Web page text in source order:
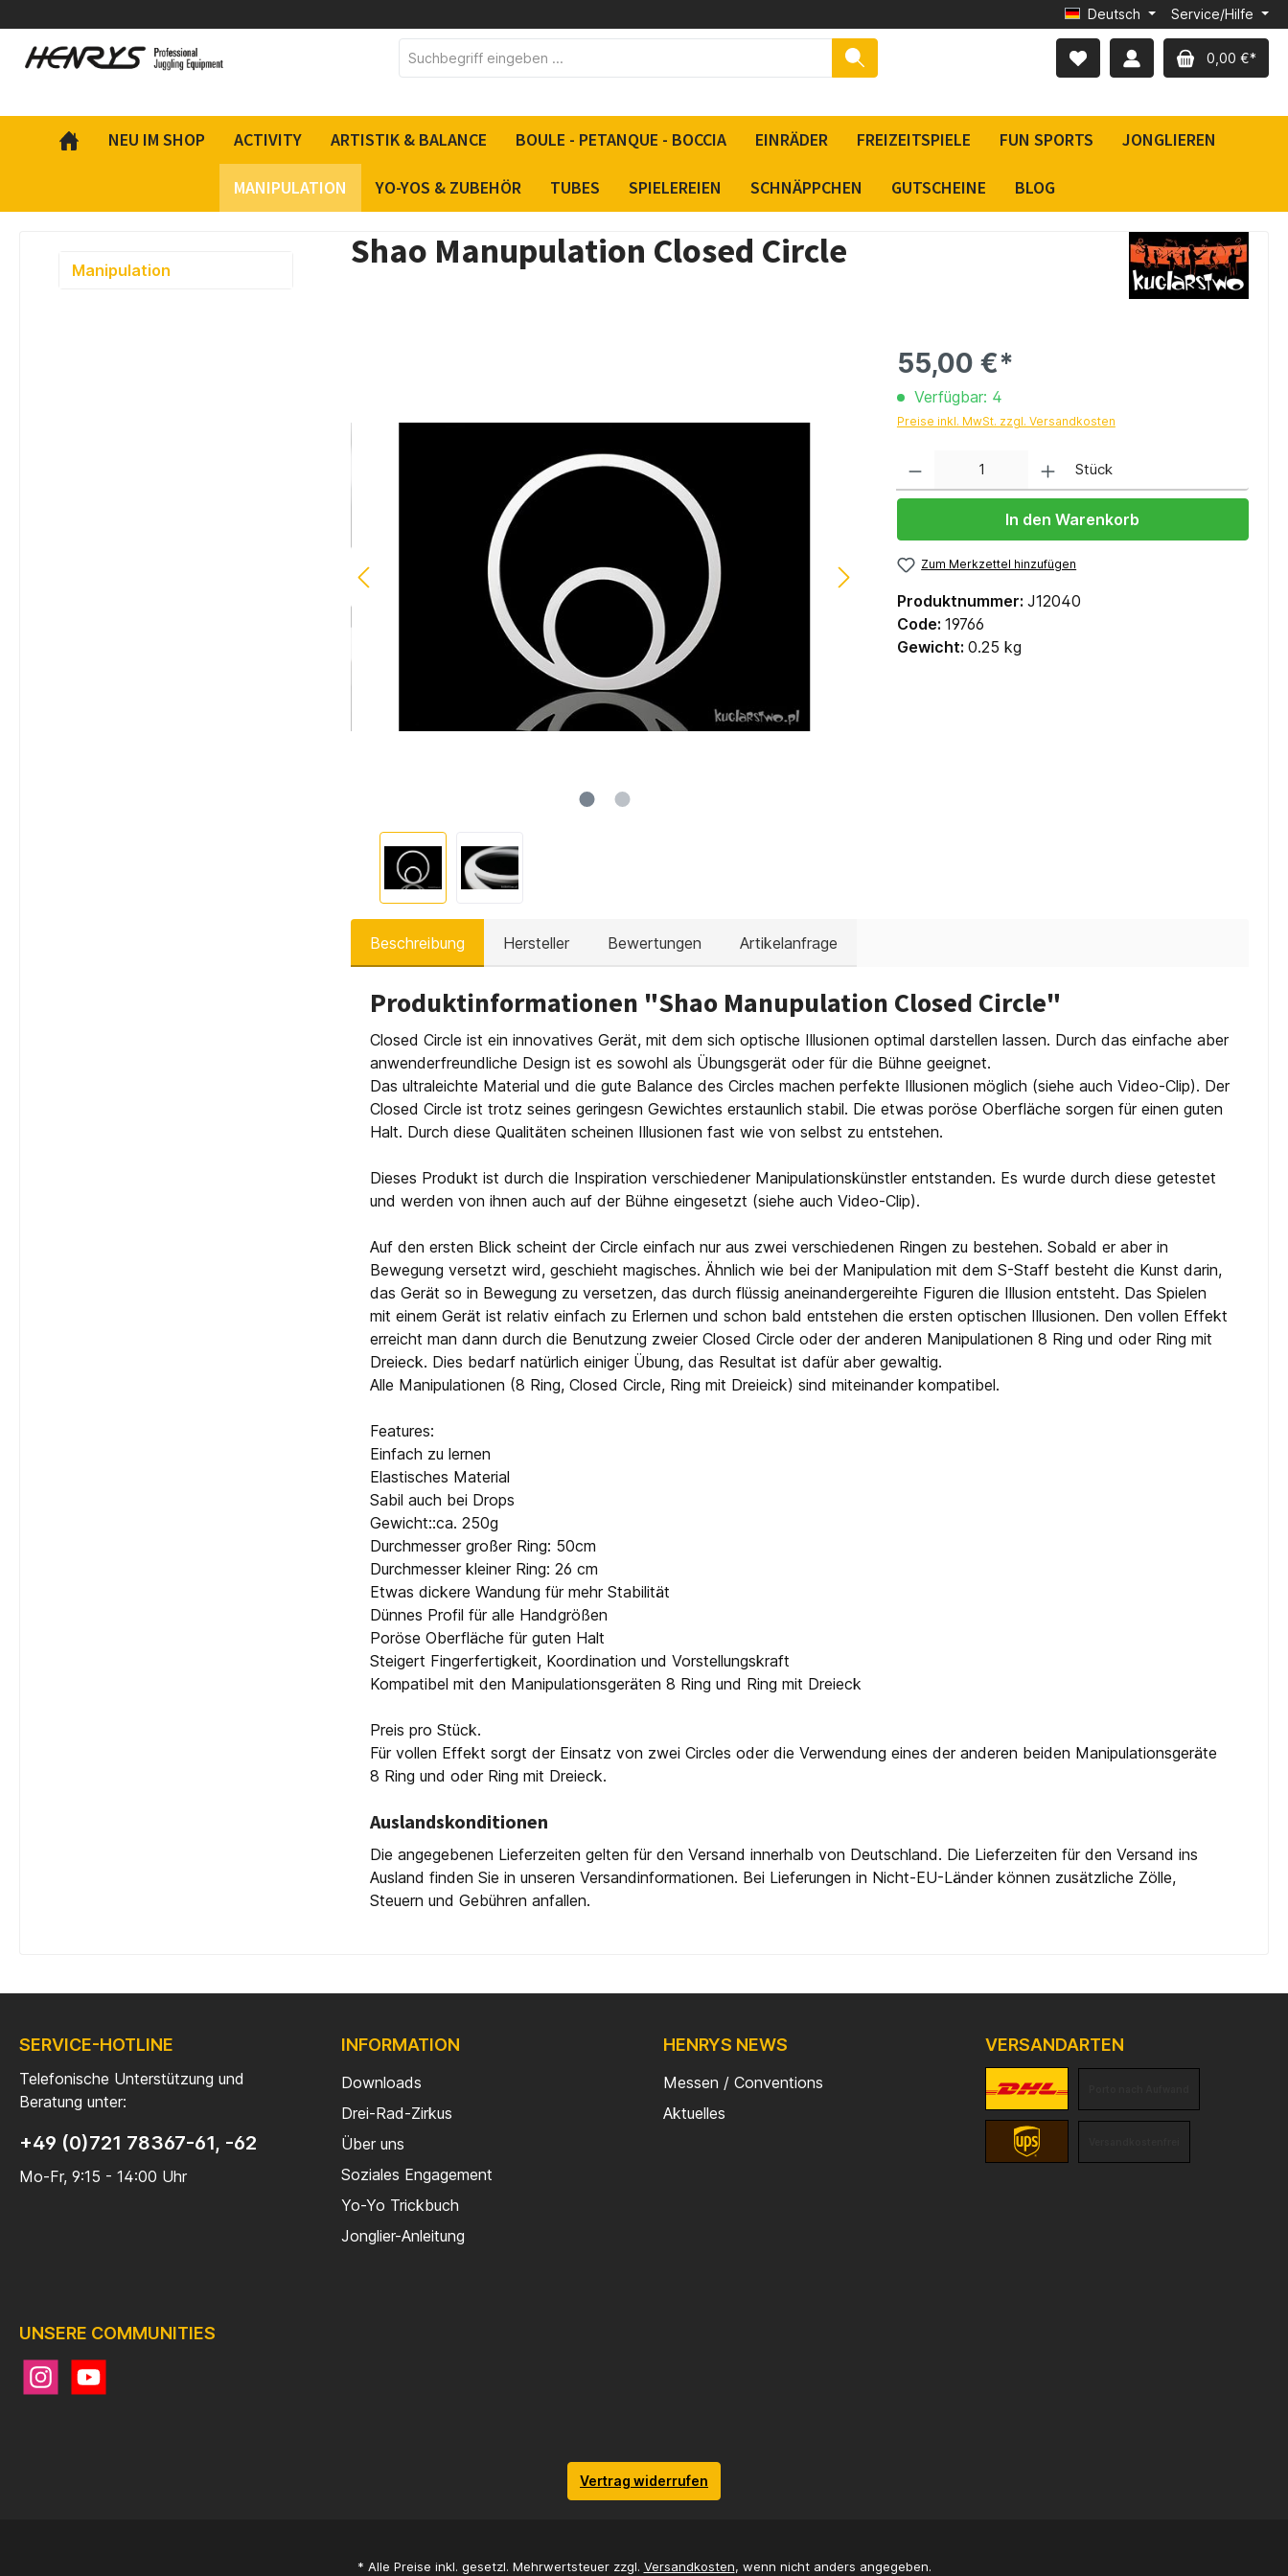
Deutsch Service/Hilfe
0,00 €*
NEU IM SHOP ACTIVITY ARTISTIK & BALANCE BOULE - PETANQUE - BOCCIA EINRÄDER FREIZEITSPIELE FUN SPORTS JONGLIEREN
MANIPULATION YO-YOS & ZUBEHÖR TUBES SPIELEREIEN SCHNÄPPCHEN GUTSCHEINE BLOG
Manipulation Shao Manupulation Closed Circle
55,00 €*
Verfügbar: 4
Preise inkl. MwSt. zzgl. Versandkosten
Stück
In den Warenkorb
Zum Merkzettel hinzufügen
Produktnummer: J12040
Code: 19766
Gewicht: 0.25 kg
Beschreibung Hersteller Bewertungen Artikelanfrage
Produktinformationen "Shao Manupulation Closed Circle"
Closed Circle ist ein innovatives Gerät, mit dem sich optische Illusionen optimal darstellen lassen. Durch das einfache aber
anwenderfreundliche Design ist es sowohl als Übungsgerät oder für die Bühne geeignet.
Das ultraleichte Material und die gute Balance des Circles machen perfekte Illusionen möglich (siehe auch Video-Clip). Der
Closed Circle ist trotz seines geringesn Gewichtes erstaunlich stabil. Die etwas poröse Oberfläche sorgen für einen guten
Halt. Durch diese Qualitäten scheinen Illusionen fast wie von selbst zu entstehen.
Dieses Produkt ist durch die Inspiration verschiedener Manipulationskünstler entstanden. Es wurde durch diese getestet
und werden von ihnen auch auf der Bühne eingesetzt (siehe auch Video-Clip).
Auf den ersten Blick scheint der Circle einfach nur aus zwei verschiedenen Ringen zu bestehen. Sobald er aber in
Bewegung versetzt wird, geschieht magisches. Ähnlich wie bei der Manipulation mit dem S-Staff besteht die Kunst darin,
das Gerät so in Bewegung zu versetzen, das durch flüssig aneinandergereihte Figuren die Illusion entsteht. Das Spielen
mit einem Gerät ist relativ einfach zu Erlernen und schon bald entstehen die ersten optischen Illusionen. Den vollen Effekt
erreicht man dann durch die Benutzung zweier Closed Circle oder der anderen Manipulationen 8 Ring und oder Ring mit
Dreieck. Dies bedarf natürlich einiger Übung, das Resultat ist dafür aber gewaltig.
Alle Manipulationen (8 Ring, Closed Circle, Ring mit Dreieick) sind miteinander kompatibel.
Features:
Einfach zu lernen
Elastisches Material
Sabil auch bei Drops
Gewicht::ca. 250g
Durchmesser großer Ring: 50cm
Durchmesser kleiner Ring: 26 cm
Etwas dickere Wandung für mehr Stabilität
Dünnes Profil für alle Handgrößen
Poröse Oberfläche für guten Halt
Steigert Fingerfertigkeit, Koordination und Vorstellungskraft
Kompatibel mit den Manipulationsgeräten 8 Ring und Ring mit Dreieck
Preis pro Stück.
Für vollen Effekt sorgt der Einsatz von zwei Circles oder die Verwendung eines der anderen beiden Manipulationsgeräte
8 Ring und oder Ring mit Dreieck.
Auslandskonditionen
Die angegebenen Lieferzeiten gelten für den Versand innerhalb von Deutschland. Die Lieferzeiten für den Versand ins
Ausland finden Sie in unseren Versandinformationen. Bei Lieferungen in Nicht-EU-Länder können zusätzliche Zölle,
Steuern und Gebühren anfallen.
SERVICE-HOTLINE
Telefonische Unterstützung und
Beratung unter:
+49 (0)721 78367-61, -62
Mo-Fr, 9:15 - 14:00 Uhr
INFORMATION
Downloads
Drei-Rad-Zirkus
Über uns
Soziales Engagement
Yo-Yo Trickbuch
Jonglier-Anleitung
HENRYS NEWS
Messen / Conventions
Aktuelles
VERSANDARTEN
UNSERE COMMUNITIES
Vertrag widerrufen
* Alle Preise inkl. gesetzl. Mehrwertsteuer zzgl. Versandkosten, wenn nicht anders angegeben.